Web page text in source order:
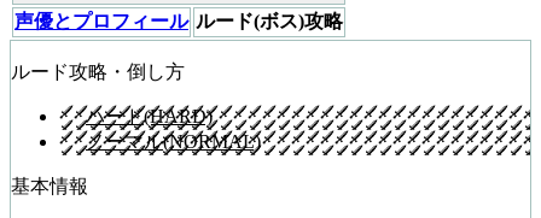
声優とプロフィール ルード(ボス)攻略
ルード攻略・倒し方
ハード(HARD)
ノーマル(NORMAL)
基本情報